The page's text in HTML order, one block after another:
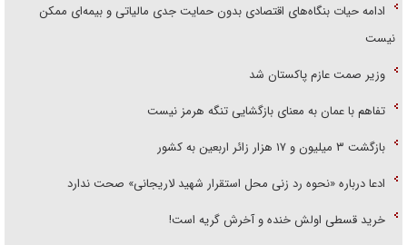
ادامه حیات بنگاه‌های اقتصادی بدون حمایت جدی مالیاتی و بیمه‌ای ممکن
نیست
وزیر صمت عازم پاکستان شد
تفاهم با عمان به معنای بازگشایی تنگه هرمز نیست
بازگشت ۳ میلیون و ۱۷ هزار زائر اربعین به کشور
ادعا درباره «نحوه رد زنی محل استقرار شهید لاریجانی» صحت ندارد
خرید قسطی اولش خنده و آخرش گریه است!